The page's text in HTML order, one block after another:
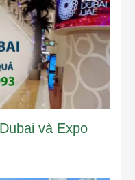
và Expo